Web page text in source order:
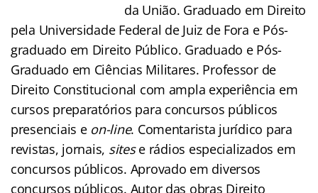
da União. Graduado em Direito
pela Universidade Federal de Juiz de Fora e Pós-
graduado em Direito Público. Graduado e Pós-
Graduado em Ciências Militares. Professor de
Direito Constitucional com ampla experiência em
cursos preparatórios para concursos públicos
presenciais e on-line. Comentarista jurídico para
revistas, jornais, sitese rádios especializados em
concursos públicos. Aprovado em diversos
concursos públicos. Autor das obras Direito